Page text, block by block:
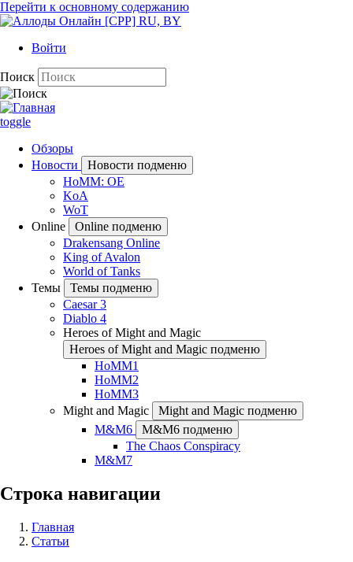
Перейти к основному содержанию
Войти
Поиск
toggle
Обзоры
Новости
Новости подменю
HoMM: OE
KoA
WoT
Online
Online подменю
Drakensang Online
King of Avalon
World of Tanks
Темы
Темы подменю
Caesar 3
Diablo 4
Heroes of Might and Magic
Heroes of Might and Magic подменю
HoMM1
HoMM2
HoMM3
Might and Magic
Might and Magic подменю
M&M6
M&M6 подменю
The Chaos Conspiracy
M&M7
Строка навигации
Главная
Статьи